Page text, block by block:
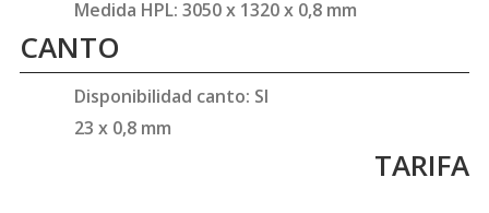
Medida HPL: 3050 x 1320 x 0,8 mm
CANTO
Disponibilidad canto: SI
23 x 0,8 mm
TARIFA